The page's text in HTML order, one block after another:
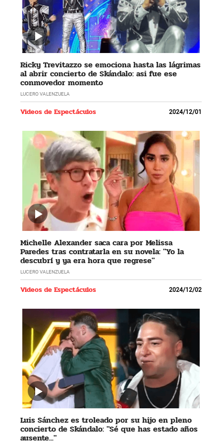
Ricky Trevitazzo se emociona hasta las lágrimas
al abrir concierto de Skándalo: asi fue ese
conmovedor momento
LUCERO VALENZUELA
Videos de Espectáculos 2024/12/01
Michelle Alexander saca cara por Melissa
Paredes tras contratarla en su novela: "Yo la
descubrí y ya era hora que regrese"
LUCERO VALENZUELA
Videos de Espectáculos 2024/12/02
Luis Sánchez es troleado por su hijo en pleno
concierto de Skándalo: "Sé que has estado años
ausente..."